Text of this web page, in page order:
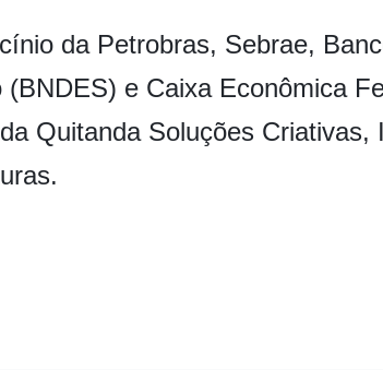
da Petrobras, Sebrae,
(BNDES) e Caixa Econômica
Quitanda Soluções Criativas,